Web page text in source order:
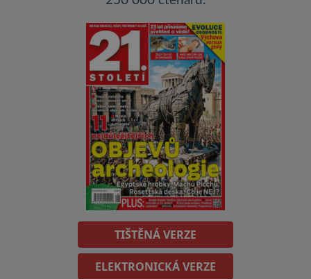
TIŠTĚNÁ VERZE
ELEKTRONICKÁ VERZE